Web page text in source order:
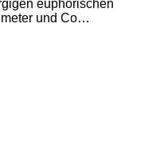
euphorischen
und Co…